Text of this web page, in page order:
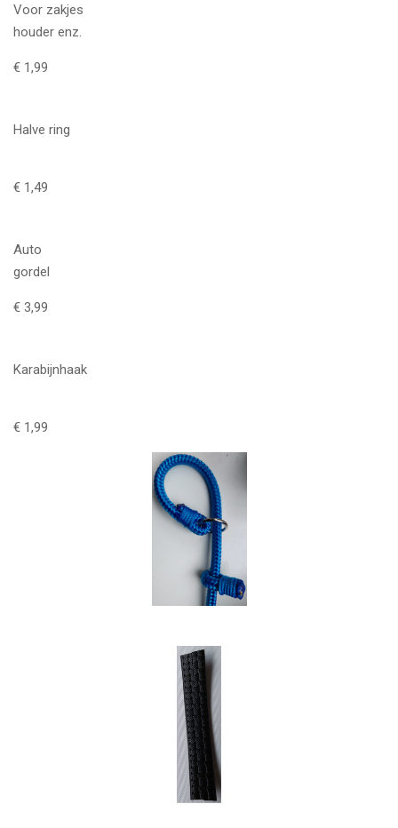
Voor zakjes
houder enz.
€ 1,99
Halve ring
€ 1,49
Auto
gordel
€ 3,99
Karabijnhaak
€ 1,99